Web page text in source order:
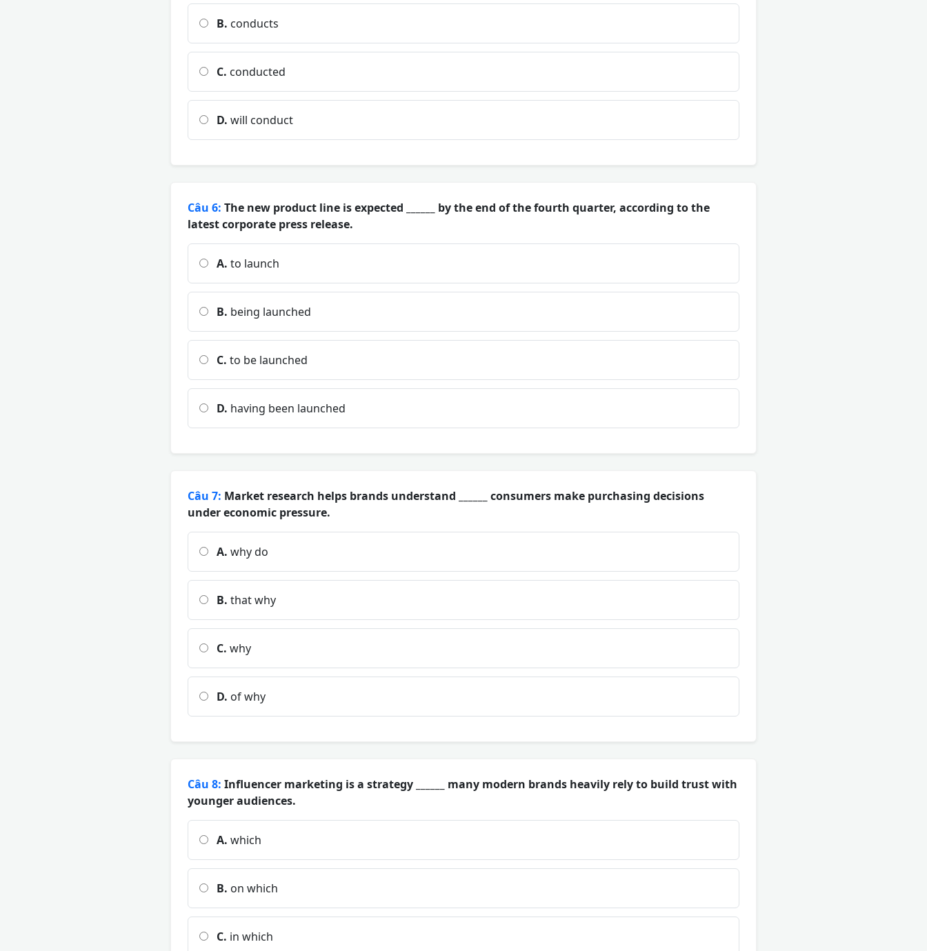
B. conducts
C. conducted
D. will conduct
Câu 6: The new product line is expected ______ by the end of the fourth quarter, according to the
latest corporate press release.
A. to launch
B. being launched
C. to be launched
D. having been launched
Câu 7: Market research helps brands understand ______ consumers make purchasing decisions
under economic pressure.
A. why do
B. that why
C. why
D. of why
Câu 8: Influencer marketing is a strategy ______ many modern brands heavily rely to build trust with
younger audiences.
A. which
B. on which
C. in which